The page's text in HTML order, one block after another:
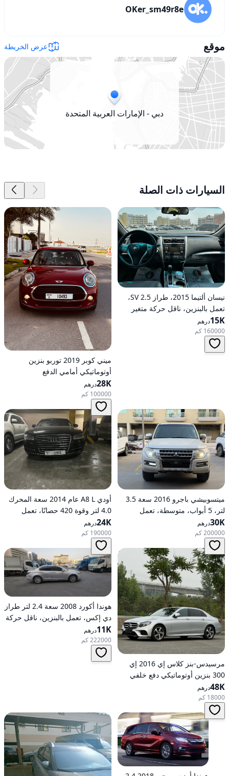
OKer_sm49r8e
موقع عرض الخريطة
دبي - الإمارات العربية المتحدة
السيارات ذات الصلة
نيسان ألتيما 2015، طراز 2.5 SV،
تعمل بالبنزين، ناقل حركة متغير
مستمر (CVT)، دفع أمامي
15Kدرهم
160000 كم
ميني كوبر 2019 توربو بنزين
أوتوماتيكي أمامي الدفع
28Kدرهم
100000 كم
ميتسوبيشي باجرو 2016 سعة 3.5
لتر، 5 أبواب، متوسطة، تعمل
بالبنزين، أوتوماتيكية، دفع رباعي
30Kدرهم
200000 كم
أودي A8 L عام 2014 سعة المحرك
4.0 لتر وقوة 420 حصانًا، تعمل
بالبنزين، ناقل حركة أوتوماتيكي، دفع
كلي للعجلات
24Kدرهم
190000 كم
مرسيدس-بنز كلاس إي 2016 إي
300 بنزين أوتوماتيكي دفع خلفي
48Kدرهم
18000 كم
هوندا أكورد 2008 سعة 2.4 لتر طراز
دي إكس، تعمل بالبنزين، ناقل حركة
أوتوماتيكي، دفع أمامي
11Kدرهم
222000 كم